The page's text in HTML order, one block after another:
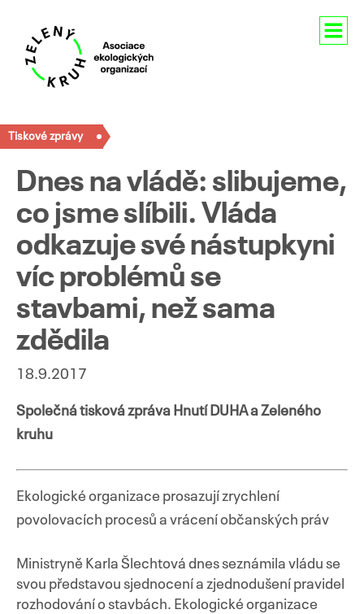
Členství
Naše aktivity
obsahu
Tiskové zprávy
Dnes na vládě: slibujeme,
co jsme slíbili. Vláda
odkazuje své nástupkyni
víc problémů se
stavbami, než sama
zdědila
18.9.2017
Společná tisková zpráva Hnutí DUHA a Zeleného
kruhu
Ekologické organizace prosazují zrychlení
povolovacích procesů a vrácení občanských práv
Ministryně Karla Šlechtová dnes seznámila vládu se
svou představou sjednocení a zjednodušení pravidel
rozhodování o stavbách. Ekologické organizace